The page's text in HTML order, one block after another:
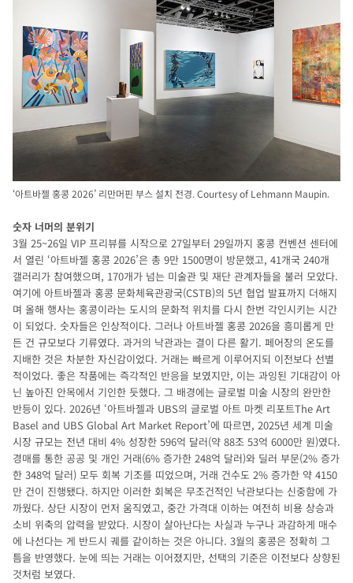
‘아트바젤 홍콩 2026’ 리만머핀 부스 설치 전경. Courtesy of Lehmann Maupin.
숫자 너머의 분위기
3월 25~26일 VIP 프리뷰를 시작으로 27일부터 29일까지 홍콩 컨벤션 센터에
서 열린 ‘아트바젤 홍콩 2026’은 총 9만 1500명이 방문했고, 41개국 240개
갤러리가 참여했으며, 170개가 넘는 미술관 및 재단 관계자들을 불러 모았다.
여기에 아트바젤과 홍콩 문화체육관광국(CSTB)의 5년 협업 발표까지 더해지
며 올해 행사는 홍콩이라는 도시의 문화적 위치를 다시 한번 각인시키는 시간
이 되었다. 숫자들은 인상적이다. 그러나 아트바젤 홍콩 2026을 흥미롭게 만
든 건 규모보다 기류였다. 과거의 낙관과는 결이 다른 활기. 페어장의 온도를
지배한 것은 차분한 자신감이었다. 거래는 빠르게 이루어지되 이전보다 선별
적이었다. 좋은 작품에는 즉각적인 반응을 보였지만, 이는 과잉된 기대감이 아
닌 높아진 안목에서 기인한 듯했다. 그 배경에는 글로벌 미술 시장의 완만한
반등이 있다. 2026년 ‘아트바젤과 UBS의 글로벌 아트 마켓 리포트The Art
Basel and UBS Global Art Market Report’에 따르면, 2025년 세계 미술
시장 규모는 전년 대비 4% 성장한 596억 달러(약 88조 53억 6000만 원)였다.
경매를 통한 공공 및 개인 거래(6% 증가한 248억 달러)와 딜러 부문(2% 증가
한 348억 달러) 모두 회복 기조를 띠었으며, 거래 건수도 2% 증가한 약 4150
만 건이 진행됐다. 하지만 이러한 회복은 무조건적인 낙관보다는 신중함에 가
까웠다. 상단 시장이 먼저 움직였고, 중간 가격대 이하는 여전히 비용 상승과
소비 위축의 압력을 받았다. 시장이 살아난다는 사실과 누구나 과감하게 매수
에 나선다는 게 반드시 궤를 같이하는 것은 아니다. 3월의 홍콩은 정확히 그
틈을 반영했다. 눈에 띄는 거래는 이어졌지만, 선택의 기준은 이전보다 상향된
것처럼 보였다.